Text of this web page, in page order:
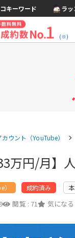
キーワード ラ
(※)
カウント（YouTube）
万円/月】
成約済み
閲覧 : 71 気になる